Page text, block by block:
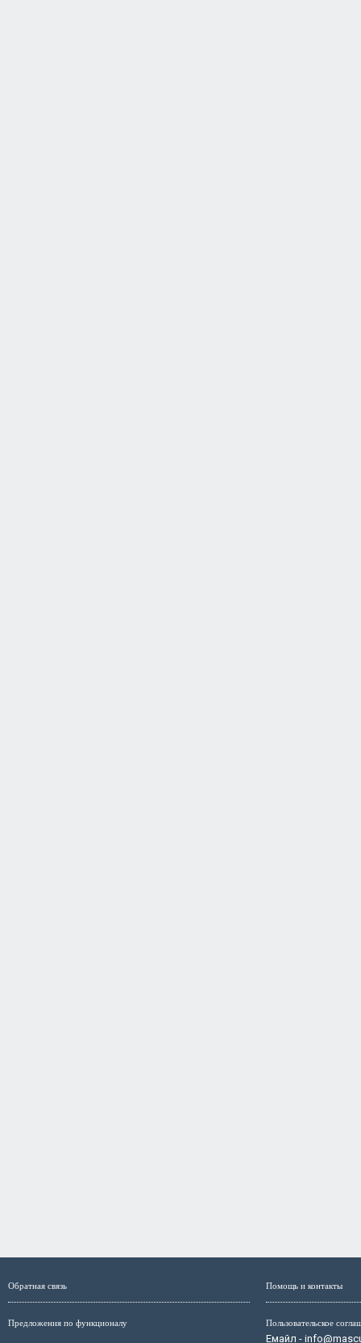
Обратная связь
Предложения по функционалу
Помощь и контакты
Пользовательское
Емайл -